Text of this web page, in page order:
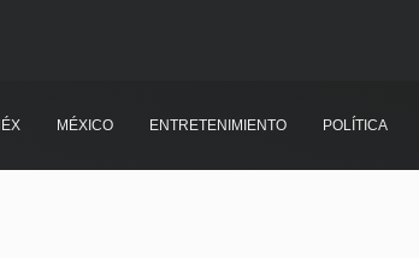
MÉXICO ENTRETENIMIENTO POLÍTICA